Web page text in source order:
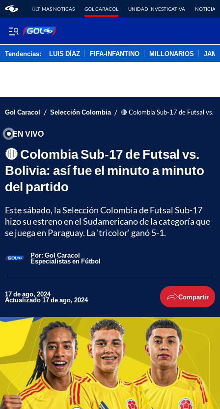
ÚLTIMAS NOTICAS GOL CARACOL UNIDAD INVESTIGATIVA NOTICIAS
Tendencias: LUIS DÍAZ FIFA-INFANTINO MILLONARIOS
Gol Caracol / Selección Colombia / 🔴 Colombia Sub-17 de Futsal vs.
EN VIVO
🔴 Colombia Sub-17 de Futsal vs.
Bolivia: así fue el minuto a minuto
del partido
Este sábado, la Selección Colombia de Futsal Sub-17
hizo su estreno en el Sudamericano de la categoría que
se juega en Paraguay. La 'tricolor' ganó 5-1.
Por: Gol Caracol
Especialistas en Fútbol
17 de ago, 2024
Actualizado 17 de ago, 2024 Compartir